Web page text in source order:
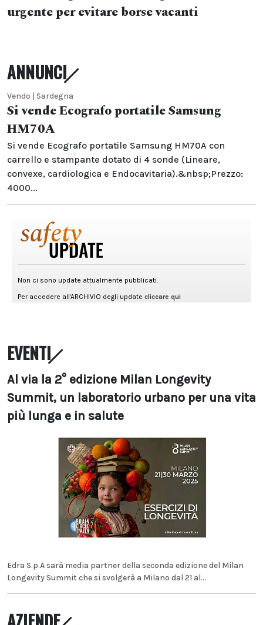
urgente per evitare borse vacanti
ANNUNCI
Vendo | Sardegna
Si vende Ecografo portatile Samsung
HM70A
Si vende Ecografo portatile Samsung HM70A con
carrello e stampante dotato di 4 sonde (Lineare,
convexe, cardiologica e Endocavitaria).&nbsp;Prezzo:
4000...
EVENTI
Al via la 2° edizione Milan Longevity
Summit, un laboratorio urbano per una vita
più lunga e in salute
Edra S.p.A sarà media partner della seconda edizione del Milan
Longevity Summit che si svolgerà a Milano dal 21 al...